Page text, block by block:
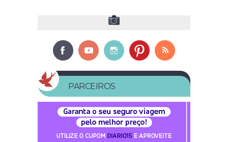
PARCEIROS